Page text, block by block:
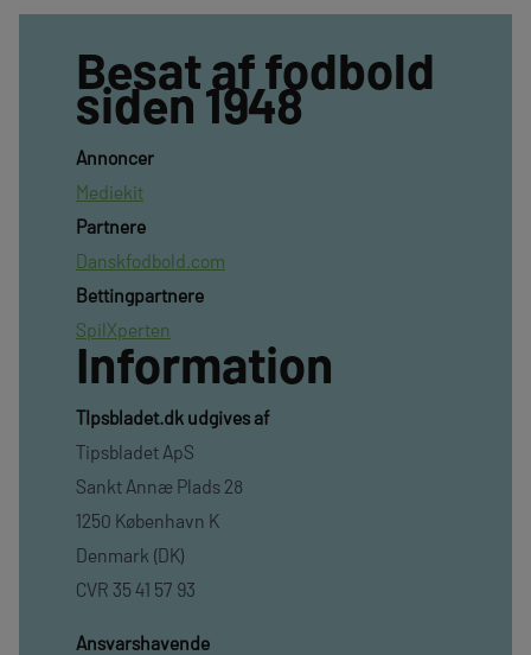
Besat af fodbold
siden 1948
Annoncer
Mediekit
Partnere
Danskfodbold.com
Bettingpartnere
SpilXperten
Information
TIpsbladet.dk udgives af
Tipsbladet ApS
Sankt Annæ Plads 28
1250 København K
Denmark (DK)
CVR 35 41 57 93
Ansvarshavende